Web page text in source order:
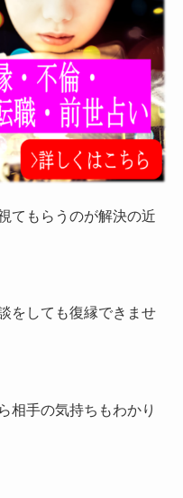
てもらうのが解決の近
をしても復縁できませ
相手の気持ちもわかり